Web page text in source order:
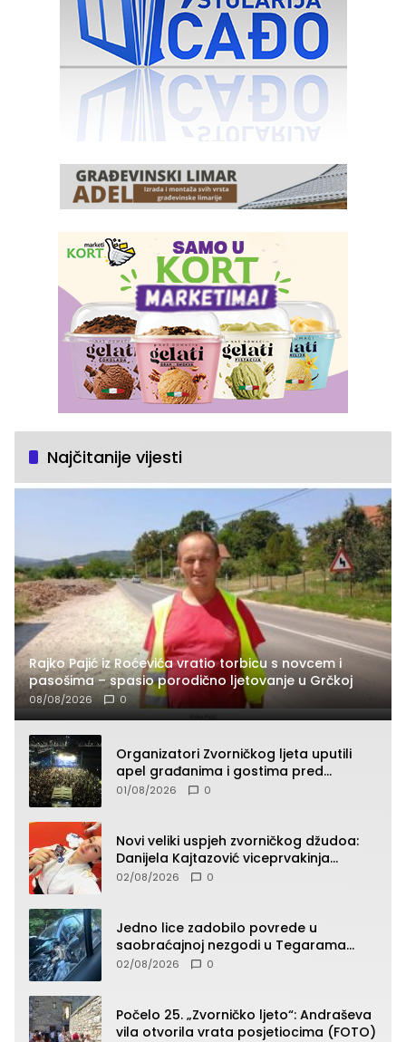
Najčitanije vijesti
Rajko Pajić iz Roćevića vratio torbicu s novcem i
pasošima – spasio porodično ljetovanje u Grčkoj
08/08/2026 0
Organizatori Zvorničkog ljeta uputili
apel građanima i gostima pred
početak koncertnog programa
01/08/2026 0
Novi veliki uspjeh zvorničkog džudoa:
Danijela Kajtazović viceprvakinja
Balkana u seniorskoj konkurenciji
02/08/2026 0
Jedno lice zadobilo povrede u
saobraćajnoj nezgodi u Tegarama
(FOTO)
02/08/2026 0
Počelo 25. „Zvorničko ljeto“: Andraševa
vila otvorila vrata posjetiocima (FOTO)